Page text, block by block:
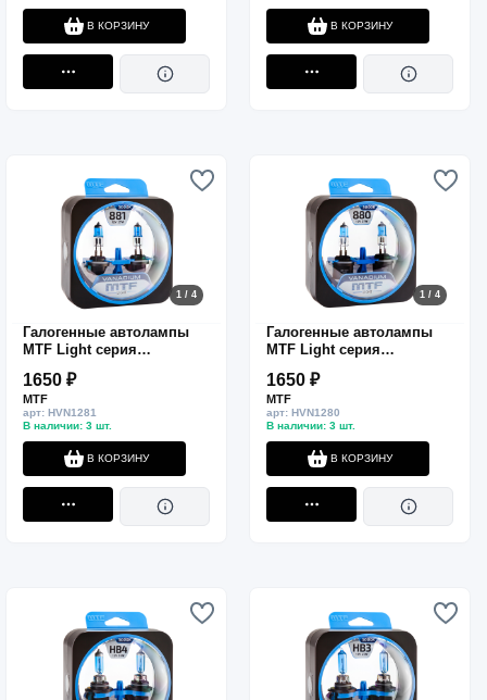
В КОРЗИНУ В КОРЗИНУ
1 / 4
Галогенные автолампы
MTF Light серия
27W, комп.
1650 ₽
MTF
арт: HVN1281
В наличии: 3 шт.
В КОРЗИНУ
1 / 4
Галогенные автолампы
MTF Light серия
27W, комп.
1650 ₽
MTF
арт: HVN1280
В наличии: 3 шт.
В КОРЗИНУ